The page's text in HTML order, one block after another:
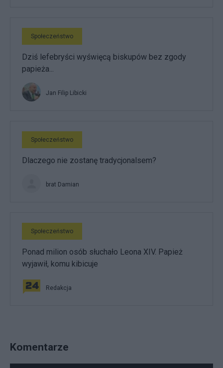
Społeczeństwo
Dziś lefebryści wyświęcą biskupów bez zgody
papieża...
Jan Filip Libicki
Społeczeństwo
Dlaczego nie zostanę tradycjonalsem?
brat Damian
Społeczeństwo
Ponad milion osób słuchało Leona XIV. Papież
wyjawił, komu kibicuje
Redakcja
Komentarze